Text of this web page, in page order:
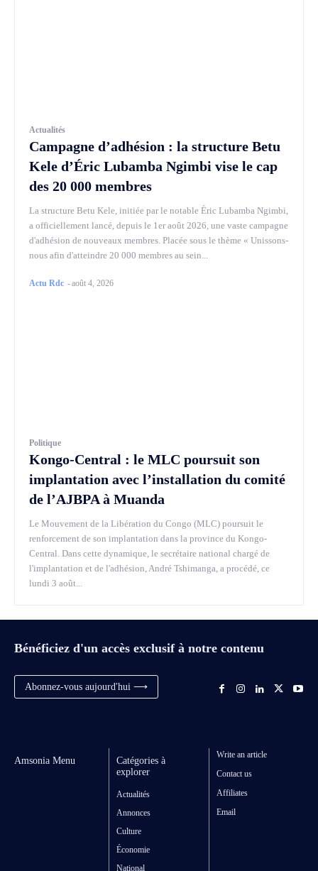
Actualités
Campagne d’adhésion : la structure Betu
Kele d’Éric Lubamba Ngimbi vise le cap
des 20 000 membres
La structure Betu Kele, initiée par le notable Éric Lubamba Ngimbi,
a officiellement lancé, depuis le 1er août 2026, une vaste campagne
d'adhésion de nouveaux membres. Placée sous le thème « Unissons-
nous afin d'atteindre 20 000 membres au sein...
Actu Rdc -août 4, 2026
Politique
Kongo-Central : le MLC poursuit son
implantation avec l’installation du comité
de l’AJBPA à Muanda
Le Mouvement de la Libération du Congo (MLC) poursuit le
renforcement de son implantation dans la province du Kongo-
Central. Dans cette dynamique, le secrétaire national chargé de
l'implantation et de l'adhésion, André Tshimanga, a procédé, ce
lundi 3 août...
Bénéficiez d'un accès exclusif à notre contenu
Abonnez-vous aujourd'hui ⟶
Amsonia Menu
Catégories à
explorer
Actualités
Annonces
Culture
Économie
National
Write an article
Contact us
Affiliates
Email